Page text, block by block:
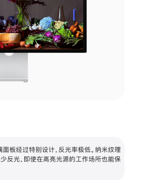
面板经过特别设计，反光率极低。纳米纹理
反光，即使在高亮光源的工作场所也能保